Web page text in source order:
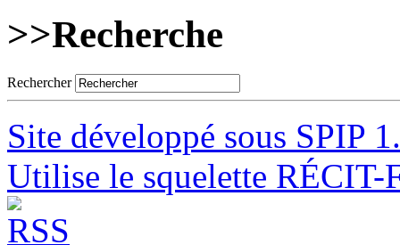
>>Recherche
Rechercher
Site développé sous SPIP
Utilise le squelette RÉCIT-